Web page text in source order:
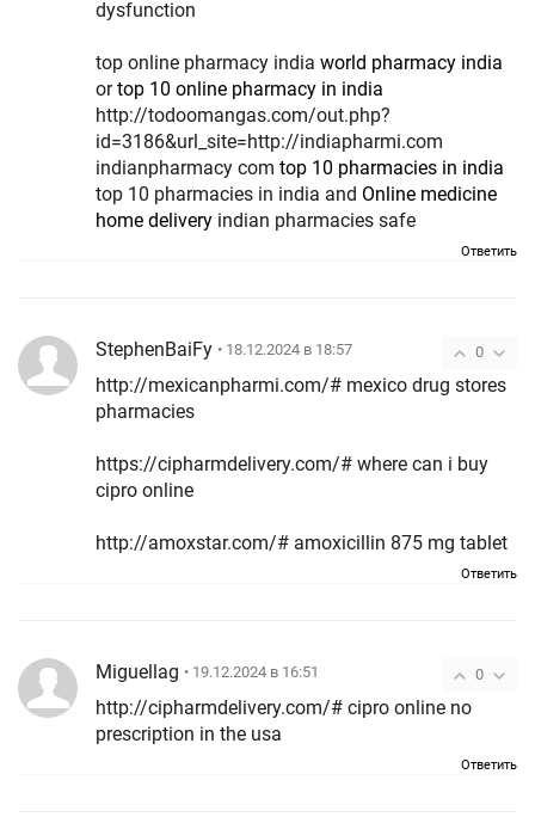
dysfunction
top online pharmacy india world pharmacy india
ortop 10 online pharmacy in india
http://todoomangas.com/out.php?
id=3186&url_site=http://indiapharmi.com
indianpharmacy com top 10 pharmacies in india
top 10 pharmacies in india and Online medicine
home delivery indian pharmacies safe
Ответить
0
StephenBaiFy • 18.12.2024 в 18:57
http://mexicanpharmi.com/# mexico drug stores
pharmacies
https://cipharmdelivery.com/# where can i buy
cipro online
http://amoxstar.com/# amoxicillin 875 mg tablet
Ответить
0
Miguellag • 19.12.2024 в 16:51
http://cipharmdelivery.com/# cipro online no
prescription in the usa
Ответить